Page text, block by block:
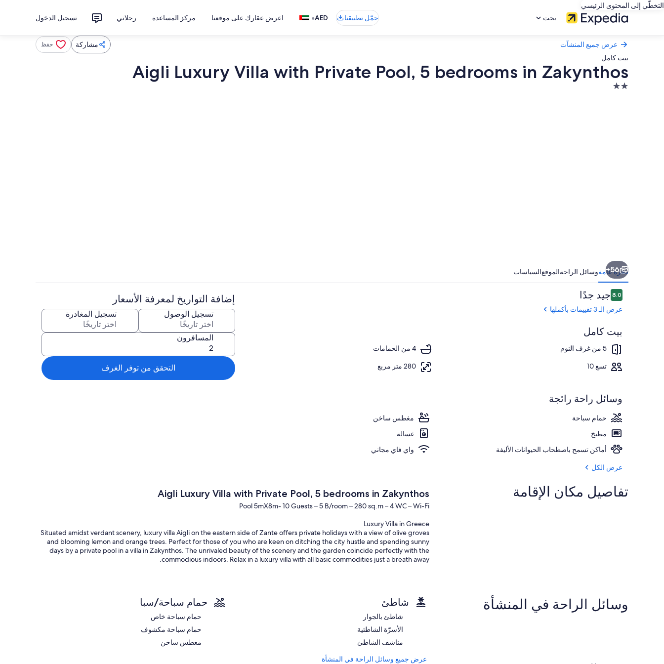
التخطّي إلى المحتوى الرئيسي
بحث
حمّل تطبيقنا AED
• اعرض عقارك على موقعنا مركز المساعدة رحلاتي تسجيل الدخول
عرض جميع المنشآت مشاركة حفظ
بيت كامل
Aigli Luxury Villa with Private Pool, 5 bedrooms in Zakynthos
منشأة
Zakynthos
المنشأة من الداخل
56+
نظرة عامةوسائل الراحةالموقعالسياسات
التقييمات
8.08.0 من 10جيد جدًا
عرض الـ 3 تقييمات بأكملها
بيت كامل
5 من غرف النوم
4 من الحمامات
تسع 10
280 متر مربع
وسائل راحة رائجة
حمام سباحة
مغطس ساخن
مطبخ
غسالة
أماكن تسمح باصطحاب الحيوانات الأليفة
واي فاي مجاني
عرض الكل
إضافة التواريخ لمعرفة الأسعار
تسجيل الوصول تسجيل المغادرة
المسافرون
التحقق من توفر الغرف
تفاصيل مكان الإقامة Aigli Luxury Villa with Private Pool, 5 bedrooms in Zakynthos
Pool 5mX8m- 10 Guests – 5 B/room – 280 sq.m – 4 WC – Wi-Fi
Luxury Villa in Greece
Situated amidst verdant scenery, luxury villa Aigli on the eastern side of Zante offers private holidays with a view of olive groves
and blooming lemon and orange trees. Perfect for those of you who are keen on ditching the city hustle and spending sunny
days by a private pool in a villa in Zakynthos. The unrivaled beauty of the scenery and the garden coincide perfectly with the
commodious indoors. Relax in a luxury villa with all basic commodities just a breath away.
Zante Water Village Aquapark nearby
Very private, yet short drive to shops and restaurants
Just refurbished
Exceptional outdoor living areas
Large pool in very private gardens
Aigli Villa in Zakynthos
وسائل الراحة في المنشأة شاطئ
شاطئ بالجوار
الأسرّة الشاطئية
مناشف الشاطئ
حمام سباحة/سبا
حمام سباحة خاص
حمام سباحة مكشوف
مغطس ساخن
عرض جميع وسائل الراحة في المنشأة